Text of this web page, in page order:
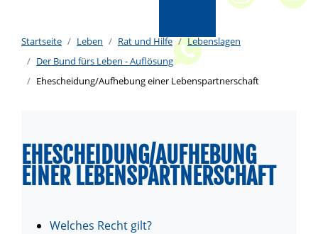
Startseite Leben Rat und Hilfe
Lebenslagen
Der Bund fürs Leben - Auflösung
Ehescheidung/Aufhebung einer Lebenspartnerschaft
EHESCHEIDUNG/AUFHEBUNG
EINER LEBENSPARTNERSCHAFT
Welches Recht gilt?